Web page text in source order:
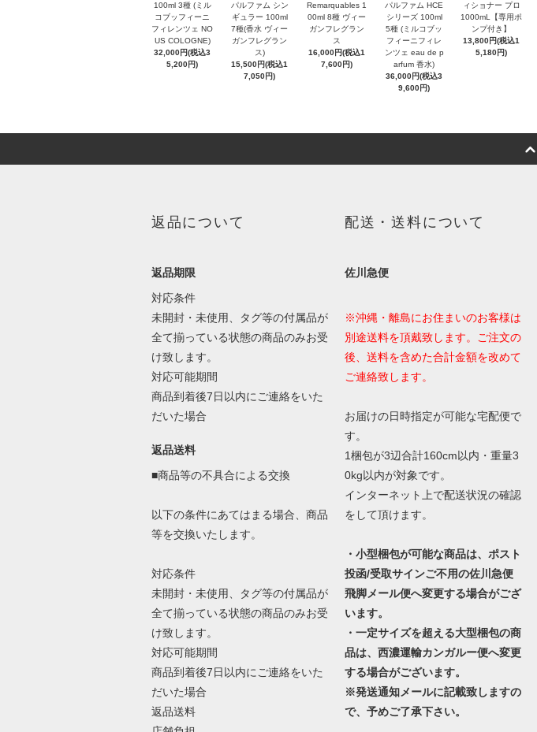
100ml 3種 (ミル
コブッフィーニ
フィレンツェ NO
US COLOGNE)
32,000円(税込3
5,200円)
パルファム シン
ギュラー 100ml
7種(香水 ヴィー
ガンフレグラン
ス)
15,500円(税込1
7,050円)
Remarquables 1
00ml 8種 ヴィー
ガンフレグラン
ス
16,000円(税込1
7,600円)
パルファム HCE
シリーズ 100ml
5種 (ミルコブッ
フィーニフィレ
ンツェ eau de p
arfum 香水)
36,000円(税込3
9,600円)
ィショナー プロ
1000mL【専用ポ
ンプ付き】
13,800円(税込1
5,180円)
返品について
返品期限
対応条件
未開封・未使用、タグ等の付属品が
全て揃っている状態の商品のみお受
け致します。
対応可能期間
商品到着後7日以内にご連絡をいた
だいた場合
返品送料
■商品等の不具合による交換
以下の条件にあてはまる場合、商品
等を交換いたします。
対応条件
未開封・未使用、タグ等の付属品が
全て揃っている状態の商品のみお受
け致します。
対応可能期間
商品到着後7日以内にご連絡をいた
だいた場合
返品送料
配送・送料について
佐川急便
※沖縄・離島にお住まいのお客様は
別途送料を頂戴致します。ご注文の
後、送料を含めた合計金額を改めて
ご連絡致します。
お届けの日時指定が可能な宅配便で
す。
1梱包が3辺合計160cm以内・重量3
0kg以内が対象です。
インターネット上で配送状況の確認
をして頂けます。
・小型梱包が可能な商品は、ポスト
投函/受取サインご不用の佐川急便
飛脚メール便へ変更する場合がござ
います。
・一定サイズを超える大型梱包の商
品は、西濃運輸カンガルー便へ変更
する場合がございます。
※発送通知メールに記載致しますの
で、予めご了承下さい。